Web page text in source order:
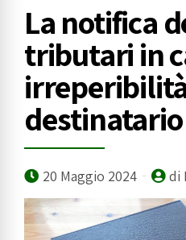
La notifica
tributari in
destinatario
20 Maggio 2024 di